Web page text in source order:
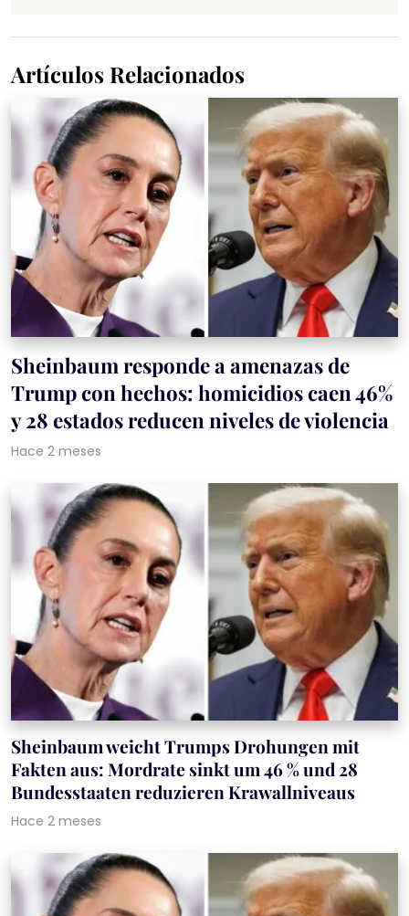
Artículos Relacionados
Sheinbaum responde a amenazas de
Trump con hechos: homicidios caen 46%
y 28 estados reducen niveles de violencia
Hace 2 meses
Sheinbaum weicht Trumps Drohungen mit
Fakten aus: Mordrate sinkt um 46 % und 28
Bundesstaaten reduzieren Krawallniveaus
Hace 2 meses